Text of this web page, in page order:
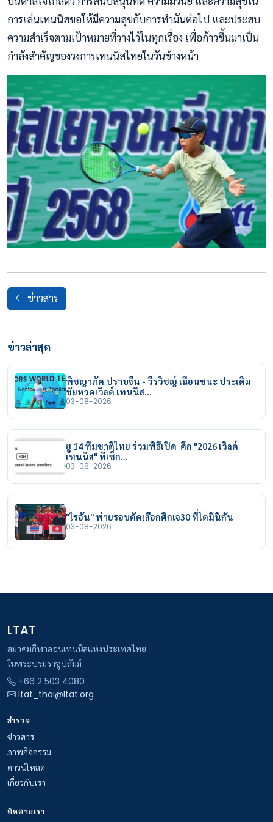
การเล่นเทนนิสขอให้มีความสุขกับการทำมันต่อไป และประสบ
ความสำเร็จตามเป้าหมายที่วางไว้ในทุกเรื่อง เพื่อก้าวขึ้นมาเป็น
กำลังสำคัญของวงการเทนนิสไทยในวันข้างหน้า
ข่าวสาร
ข่าวล่าสุด
พิชญาภัค ปราบจีน - วีรวิชญ์ เฉือนชนะ ประเดิม
ชัยหวดเวิลด์ เทนนิส…
03-08-2026
ยู 14 ทีมชาติไทย ร่วมพิธีเปิด ศึก "2026 เวิลด์
เทนนิส" ที่เช็ก…
03-08-2026
"ไรอัน" พ่ายรอบคัดเลือกศึกเจ30 ที่โดมินิกัน
03-08-2026
LTAT
สมาคมกีฬาลอนเทนนิสแห่งประเทศไทย
ในพระบรมราชูปถัมภ์
+66 2 503 4080
ltat_thai@ltat.org
สำรวจ
ข่าวสาร
ภาพกิจกรรม
ดาวน์โหลด
เกี่ยวกับเรา
ติดตามเรา